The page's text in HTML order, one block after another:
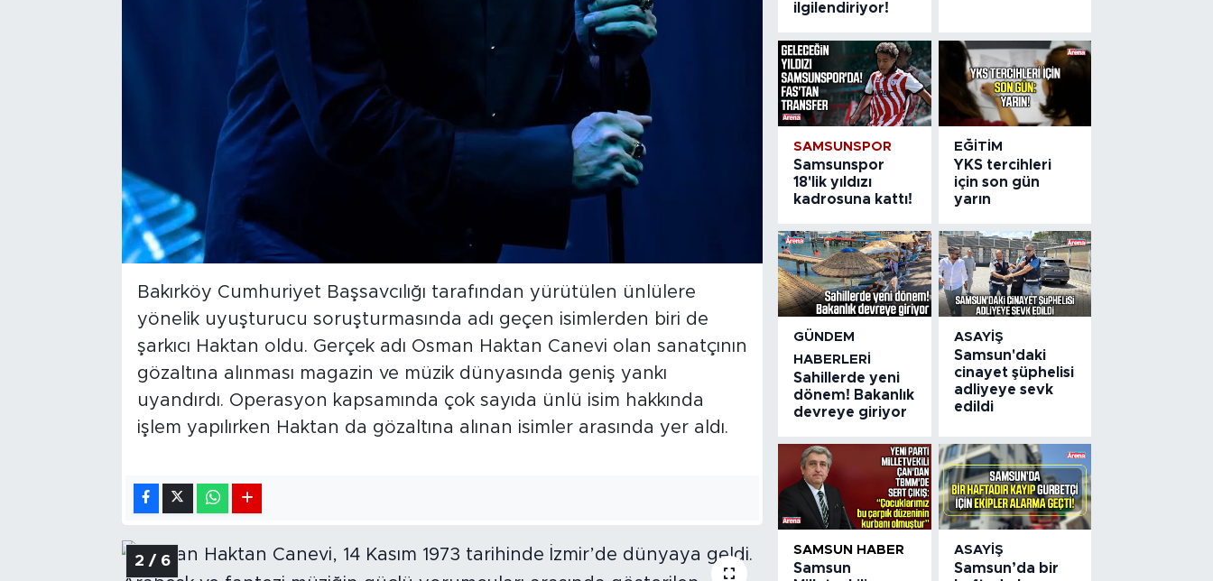
Bakırköy Cumhuriyet Başsavcılığı tarafından yürütülen ünlülere
yönelik uyuşturucu soruşturmasında adı geçen isimlerden biri de
şarkıcı Haktan oldu. Gerçek adı Osman Haktan Canevi olan sanatçının
gözaltına alınması magazin ve müzik dünyasında geniş yankı
uyandırdı. Operasyon kapsamında çok sayıda ünlü isim hakkında
işlem yapılırken Haktan da gözaltına alınan isimler arasında yer aldı.
2 / 6
ilgilendiriyor!
SAMSUNSPOR
Samsunspor
18'lik yıldızı
kadrosuna kattı!
EĞITIM
YKS tercihleri
için son gün
yarın
GÜNDEM
HABERLERI
Sahillerde yeni
dönem! Bakanlık
devreye giriyor
ASAYIŞ
Samsun'daki
cinayet şüphelisi
adliyeye sevk
edildi
SAMSUN HABER
Samsun
ASAYIŞ
Samsun’da bir